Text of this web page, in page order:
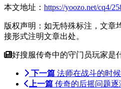
本文地址： https://yoozo.net/cq4/
版权声明：如无特殊标注，文章
接形式注明文章出处。
好搜服传奇中的守门员玩家是
下一篇 法师在战斗的时
上一篇 传奇的后摇问题逐